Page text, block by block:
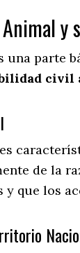
y
una parte
civil
de la
que los